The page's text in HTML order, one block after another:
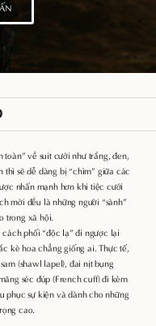
về suit cưới như trắng, đen,
sẽ dễ dàng bị “chìm” giữa các
nhấn mạnh hơn khi tiệc cưới
mời đều là những người “sành”
trong xã hội.
phối “độc lạ” đi ngược lại
kè hoa chẳng giống ai. Thực tế,
(shawl lapel), đai nịt bụng
séc đúp (French cuff) đi kèm
phục sự kiện và dành cho những
cao.